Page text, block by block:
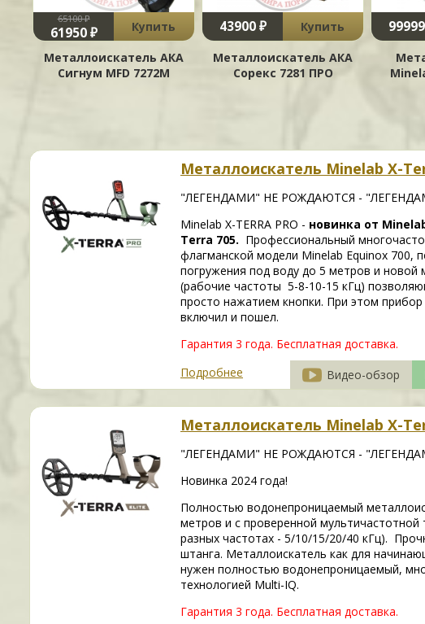
65100 ₽
61950 ₽
Купить
Металлоискатель АКА
Сигнум MFD 7272М
43900 ₽
Купить
Металлоискатель АКА
Сорекс 7281 ПРО
Металлоискатель Minelab X-
"ЛЕГЕНДАМИ" НЕ РОЖДАЮТСЯ -
Minelab X-TERRA PRO - новинка от
Terra 705. Профессиональный
флагманской модели Minelab Equinox
погружения под воду до 5 метров и новой
(рабочие частоты 5-8-10-15 кГц)
просто нажатием кнопки. При этом
включил и пошел.
Гарантия 3 года. Бесплатная доставка.
Подробнее
Видео-обзор
Металлоискатель Minelab X-
"ЛЕГЕНДАМИ" НЕ РОЖДАЮТСЯ -
Новинка 2024 года!
Полностью водонепроницаемый
метров и с проверенной
разных частотах - 5/10/15/20/40 кГц).
штанга. Металлоискатель как для
нужен полностью водонепроницаемый,
технологией Multi-IQ.
Гарантия 3 года. Бесплатная доставка.